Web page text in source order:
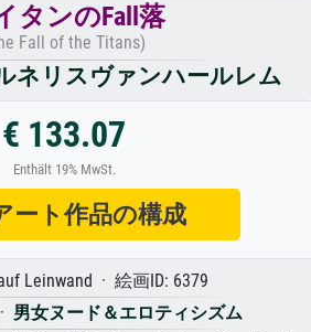
タンのFall落
Fall of the Titans)
ネリスヴァンハールレム
€ 133.07
Enthält 19% MwSt.
ート作品の構成
Leinwand · 絵画ID: 6379
· 男女ヌード＆エロティシズム